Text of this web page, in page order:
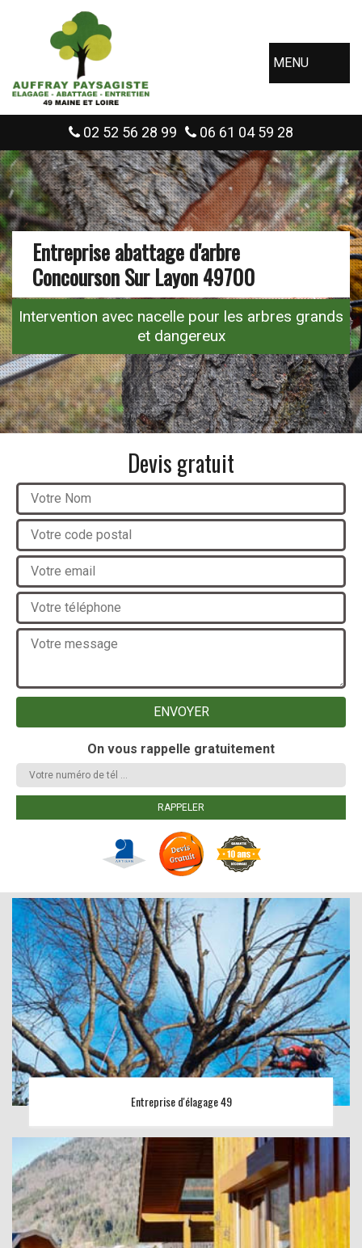
MENU
02 52 56 28 99 06 61 04 59 28
Entreprise abattage d'arbre
Concourson Sur Layon 49700
Intervention avec nacelle pour les arbres grands
et dangereux
Devis gratuit
On vous rappelle gratuitement
Entreprise d'élagage 49